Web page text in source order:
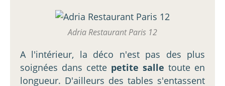
Adria Restaurant Paris 12
A l'intérieur, la déco n'est pas des plus
soignées dans cette petite salle toute en
longueur. D'ailleurs des tables s'entassent